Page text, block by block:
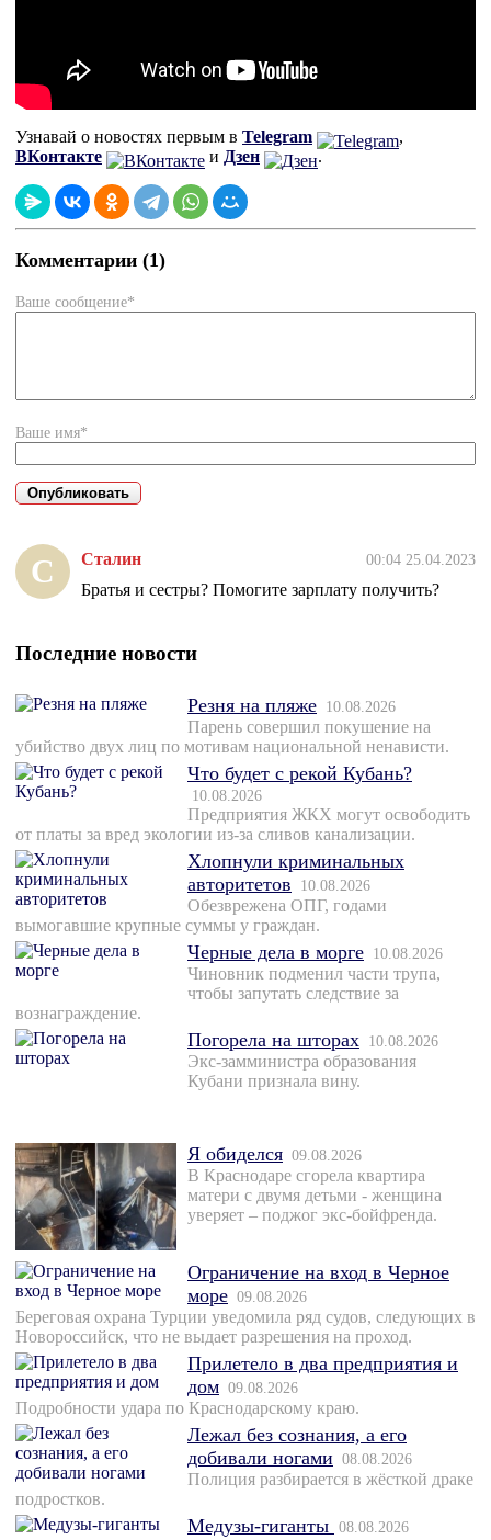
Узнавай о новостях первым в Telegram
,
ВКонтакте
и Дзен .
Комментарии (1)
Ваше сообщение*
Ваше имя*
С Сталин 00:04 25.04.2023
Братья и сестры? Помогите зарплату получить?
Последние новости
Резня на пляже 10.08.2026
Парень совершил покушение на
убийство двух лиц по мотивам национальной ненависти.
Что будет с рекой Кубань?
10.08.2026
Предприятия ЖКХ могут освободить
от платы за вред экологии из-за сливов канализации.
Хлопнули криминальных
авторитетов
10.08.2026
Обезврежена ОПГ, годами
вымогавшие крупные суммы у граждан.
Черные дела в морге 10.08.2026
Чиновник подменил части трупа,
чтобы запутать следствие за
вознаграждение.
Погорела на шторах 10.08.2026
Экс-замминистра образования
Кубани признала вину.
Я обиделся 09.08.2026
В Краснодаре сгорела квартира
матери с двумя детьми - женщина
уверяет – поджог экс-бойфренда.
Ограничение на вход в Черное
море 09.08.2026
Береговая охрана Турции уведомила ряд судов, следующих в
Новороссийск, что не выдает разрешения на проход.
Прилетело в два предприятия и
дом 09.08.2026
Подробности удара по Краснодарскому краю.
Лежал без сознания, а его
добивали ногами 08.08.2026
Полиция разбирается в жёсткой драке
подростков.
Медузы-гиганты 08.08.2026